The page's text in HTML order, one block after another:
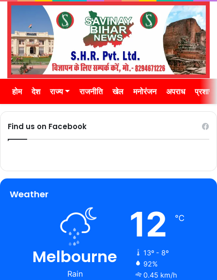
होम देश राज्य राजनीति खेल मनोरंजन अपराध
Find us on Facebook
Weather
Melbourne
Rain
12 ℃
13º - 8º
92%
0.45 km/h